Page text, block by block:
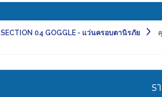
SECTION 04 GOGGLE - แว่นครอบตานิรภัย
ร